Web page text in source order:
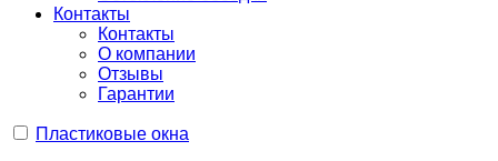
Контакты
Контакты
О компании
Отзывы
Гарантии
Пластиковые окна